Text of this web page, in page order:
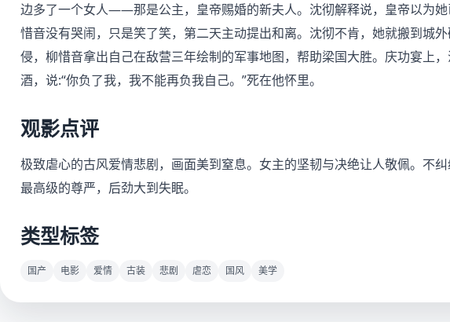
边多了一个女人——那是公主，皇帝赐婚的新夫人。沈彻解释说，皇帝以为
惜音没有哭闹，只是笑了笑，第二天主动提出和离。沈彻不肯，她就搬到城
侵，柳惜音拿出自己在敌营三年绘制的军事地图，帮助梁国大胜。庆功宴上
酒，说:“你负了我，我不能再负我自己。”死在他怀里。
观影点评
极致虐心的古风爱情悲剧，画面美到窒息。女主的坚韧与决绝让人敬佩。不
最高级的尊严，后劲大到失眠。
类型标签
国产 电影 爱情 古装 悲剧 虐恋 国风 美学